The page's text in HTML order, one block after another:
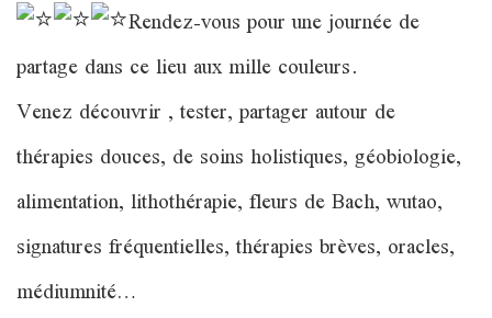
Rendez-vous pour une journée de
partage dans ce lieu aux mille couleurs.
Venez découvrir , tester, partager autour de
thérapies douces, de soins holistiques, géobiologie,
alimentation, lithothérapie, fleurs de Bach, wutao,
signatures fréquentielles, thérapies brèves, oracles,
médiumnité…